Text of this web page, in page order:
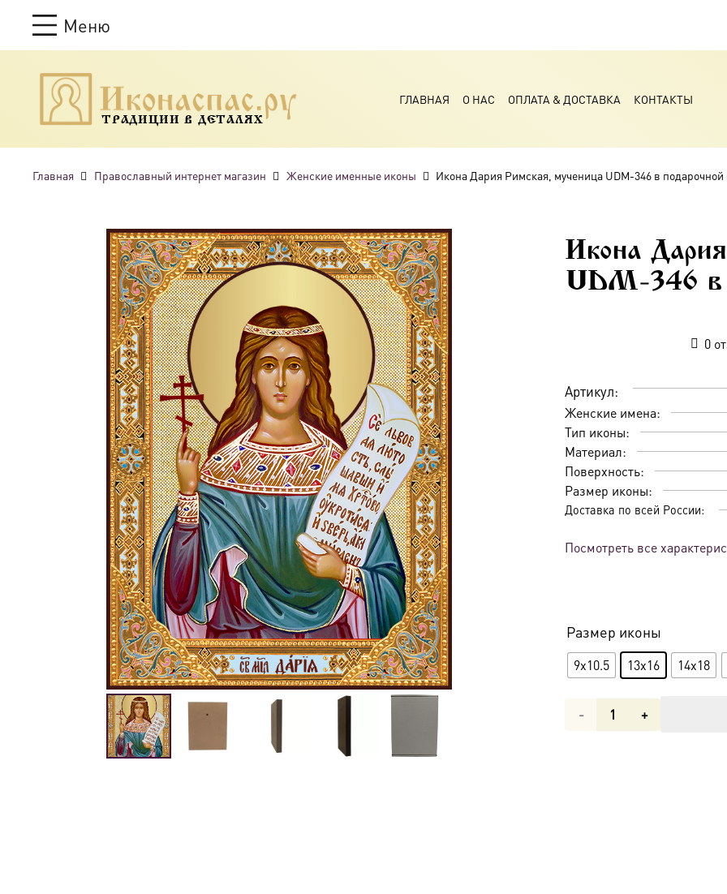
Меню
ТРАДИЦИИ В ДЕТАЛЯХ
ГЛАВНАЯ О НАС ОПЛАТА & ДОСТАВКА КОНТАКТЫ
Главная Православный интернет магазин Женские именные иконы Икона Дария Римская, мученица UDM-346 в подарочной
Икона
UDM-346 в
0
Артикул:
Женские имена:
Тип иконы:
Материал:
Поверхность:
Размер иконы:
Доставка по всей России:
Посмотреть все
Размер иконы
9x10.5 13x16 14x18
Количество